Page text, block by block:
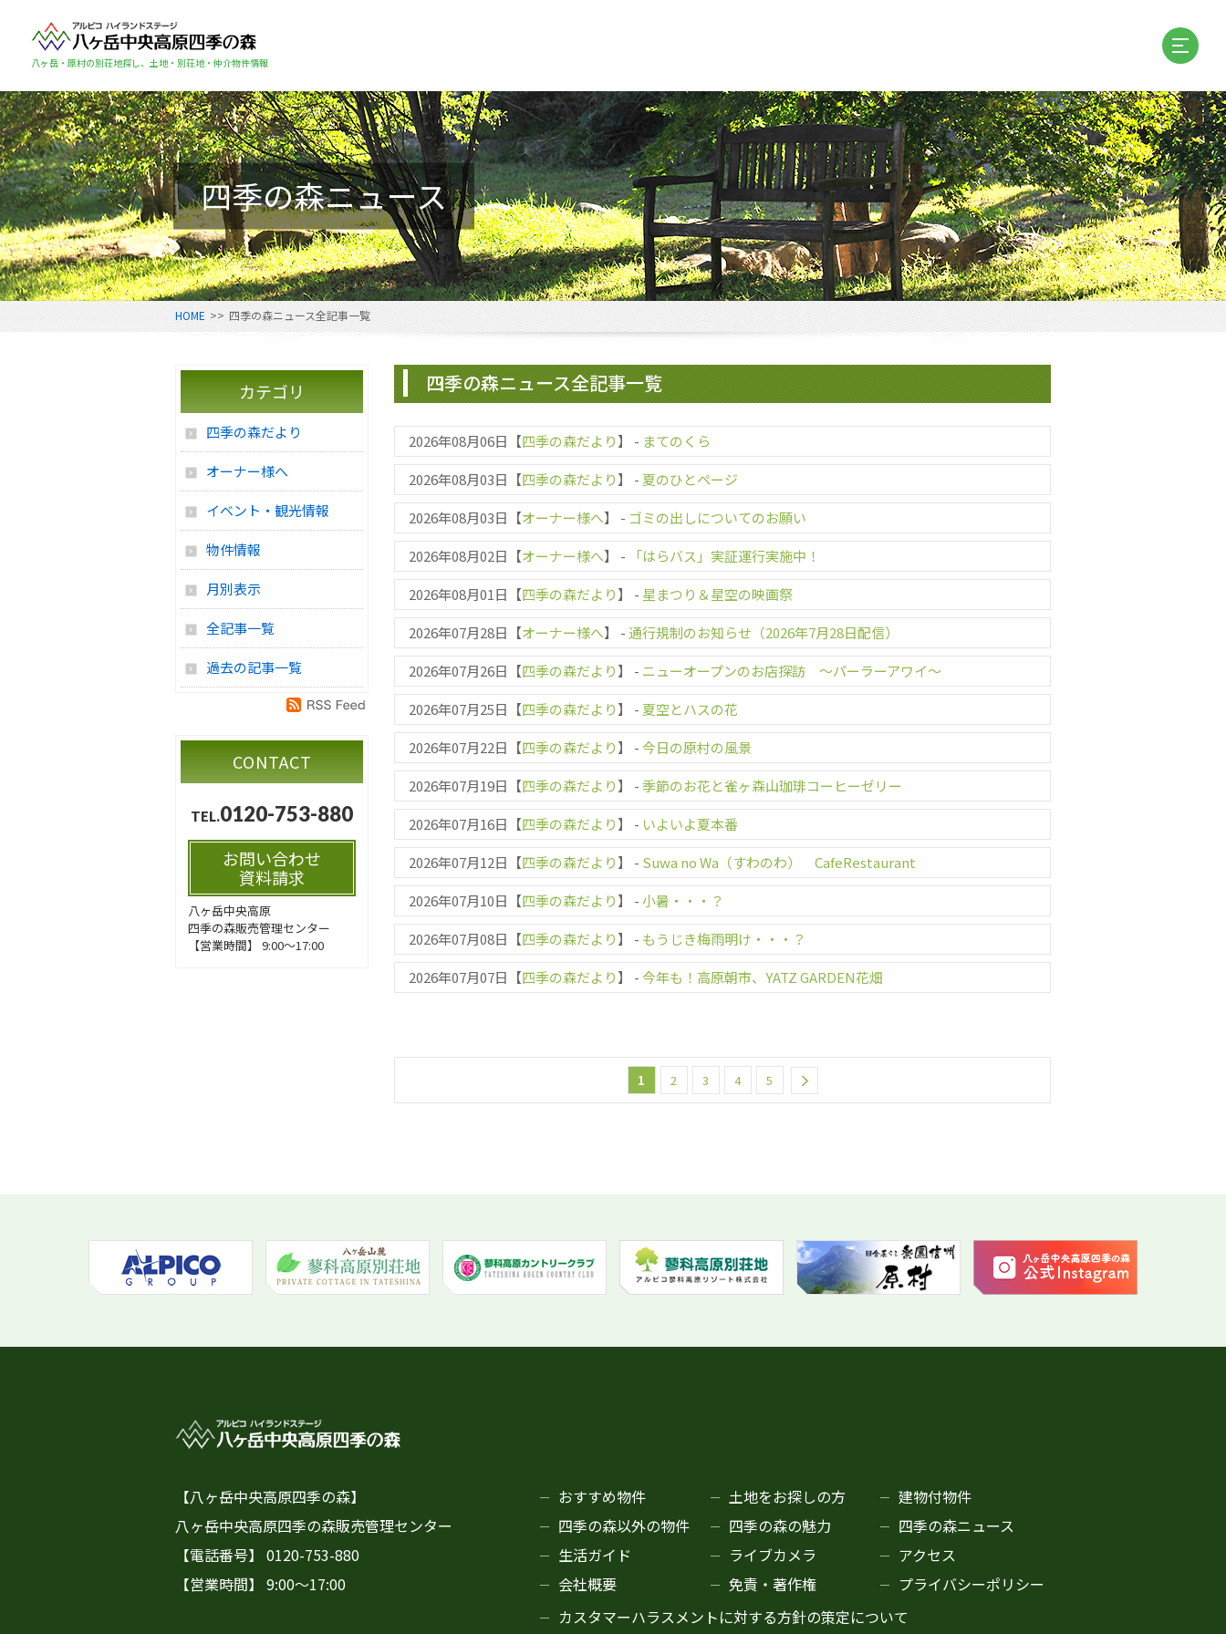
八ヶ岳・原村の別荘地探し、土地・別荘地・仲介物件情報
四季の森ニュース
HOME >> 四季の森ニュース全記事一覧
四季の森ニュース全記事一覧
2026年08月06日【四季の森だより】 - まてのくら
2026年08月03日【四季の森だより】 - 夏のひとページ
2026年08月03日【オーナー様へ】 - ゴミの出しについてのお願い
2026年08月02日【オーナー様へ】 -
「はらバス」実証運行実施中！
2026年08月01日【四季の森だより】 - 星まつり＆星空の映画祭
2026年07月28日【オーナー様へ】 -通行規制のお知らせ（2026年7月28日配信）
2026年07月26日【四季の森だより】 - ニューオープンのお店探訪 ～パーラーアワイ～
2026年07月25日【四季の森だより】 - 夏空とハスの花
2026年07月22日【四季の森だより】 -今日の原村の風景
2026年07月19日【四季の森だより】 -季節のお花と雀ヶ森山珈琲コーヒーゼリー
2026年07月16日【四季の森だより】 - いよいよ夏本番
2026年07月12日【四季の森だより】 - Suwa no Wa（すわのわ） CafeRestaurant
2026年07月10日【四季の森だより】 -小暑・・・？
2026年07月08日【四季の森だより】 - もうじき梅雨明け・・・？
2026年07月07日【四季の森だより】 -今年も！高原朝市、YATZ GARDEN花畑
1 2 3 4 5
カテゴリ
四季の森だより
オーナー様へ
イベント・観光情報
物件情報
月別表示
全記事一覧
過去の記事一覧
CONTACT
TEL.0120-753-880
お問い合わせ
資料請求
八ヶ岳中央高原
四季の森販売管理センター
【営業時間】 9:00～17:00
【八ヶ岳中央高原四季の森】
八ヶ岳中央高原四季の森販売管理センター
【電話番号】 0120-753-880
【営業時間】 9:00～17:00
おすすめ物件 土地をお探しの方
建物付物件
四季の森以外の物件
四季の森の魅力
四季の森ニュース
生活ガイド
ライブカメラ
アクセス
会社概要
免責・著作権
プライバシーポリシー
カスタマーハラスメントに対する方針の策定について